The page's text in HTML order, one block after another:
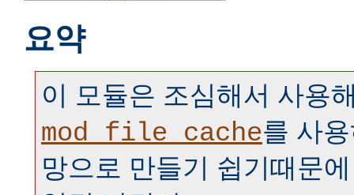
요약
이 모듈은 조심해서 사용
mod_file_cache를 사
망으로 만들기 쉽기때문